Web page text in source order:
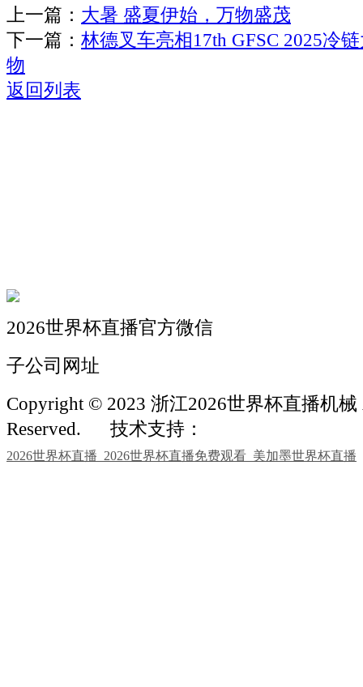
上一篇： 大暑 盛夏伊始，万物盛茂
下一篇： 林德叉车亮相17th GFSC 2025冷
物
返回列表
2026世界杯直播官方微信
子公司网址
Copyright © 2023 浙江2026世界杯直播机械
Reserved.
技术支持：
2026世界杯直播_2026世界杯直播免费观看_美加墨世界杯直播